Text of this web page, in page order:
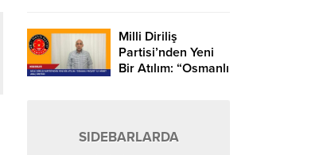
Yaşat Ki Devlet
Yaşasın
Milli Diriliş
Partisi’nden Yeni
Bir Atılım: “Osmanlı
SIDEBARLARDA